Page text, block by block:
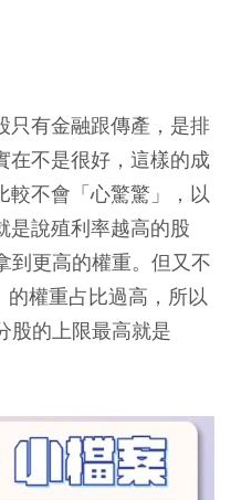
只有金融跟傳產，是排
在不是很好，這樣的成
較不會「心驚驚」，以
是說殖利率越高的股
到更高的權重。但又不
權重占比過高，所以
股的上限最高就是